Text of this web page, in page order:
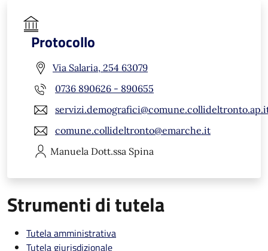
Protocollo
Via Salaria, 254 63079
0736 890626 - 890655
comune.collideltronto@emarche.it
Manuela Dott.ssa Spina
Strumenti di tutela
Tutela amministrativa
Tutela giurisdizionale